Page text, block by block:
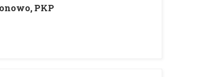
PKP